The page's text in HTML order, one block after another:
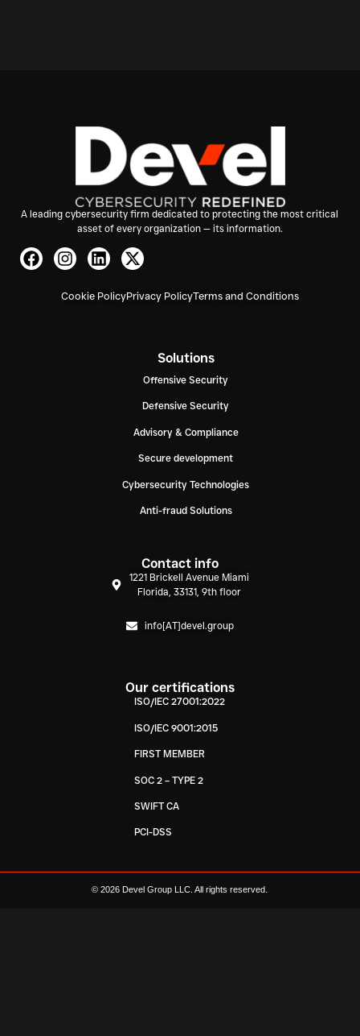
A leading cybersecurity firm dedicated to protecting the most critical
asset of every organization — its information.
Cookie PolicyPrivacy PolicyTerms and Conditions
Solutions
Offensive Security
Defensive Security
Advisory & Compliance
Secure development
Cybersecurity Technologies
Anti-fraud Solutions
Contact info
1221 Brickell Avenue Miami
Florida, 33131, 9th floor
info[AT]devel.group
Our certifications
ISO/IEC 27001:2022
ISO/IEC 9001:2015
FIRST MEMBER
SOC 2 – TYPE 2
SWIFT CA
PCI-DSS
© 2026 Devel Group LLC. All rights reserved.